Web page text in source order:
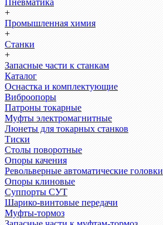
Пневматика
+
Промышленная химия
+
Станки
+
Запасные части к станкам
Каталог
Оснастка и комплектующие
Виброопоры
Патроны токарные
Муфты электромагнитные
Люнеты для токарных станков
Тиски
Столы поворотные
Опоры качения
Револьверные автоматические головки
Опоры клиновые
Суппорты СУТ
Шарико-винтовые передачи
Муфты-тормоз